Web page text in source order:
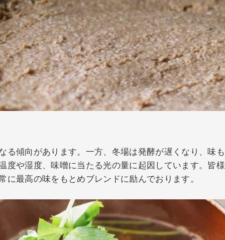
る傾向があります。一方、冬場は発酵が遅くなり、味
度や湿度、味噌に当たる光の量に起因しています。皆
最高の味をもとめブレンドに励んでおります。